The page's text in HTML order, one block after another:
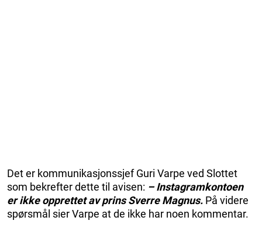
Det er kommunikasjonssjef Guri Varpe ved Slottet
som bekrefter dette til avisen: – Instagramkontoen
er ikke opprettet av prins Sverre Magnus. På videre
spørsmål sier Varpe at de ikke har noen kommentar.